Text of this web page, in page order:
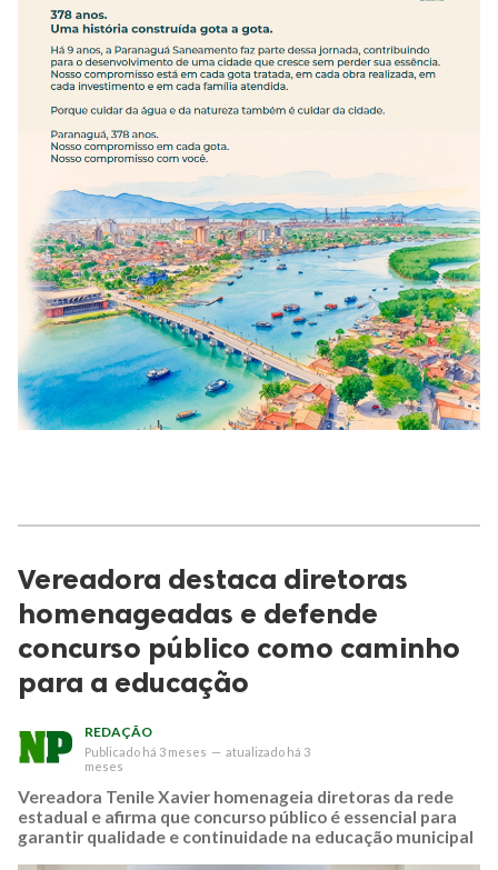
Vereadora destaca diretoras
homenageadas e defende
concurso público como caminho
para a educação
REDAÇÃO
Publicado há 3 meses — atualizado há 3
meses
Vereadora Tenile Xavier homenageia diretoras da rede
estadual e afirma que concurso público é essencial para
garantir qualidade e continuidade na educação municipal